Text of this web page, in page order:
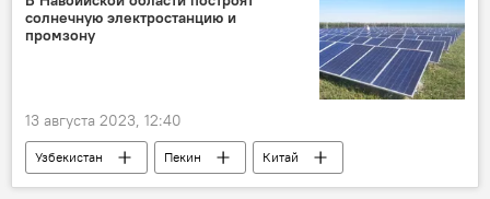
ВСУ
солнечную электростанцию и
промзону
13 августа 2023, 12:40
Узбекистан Пекин
Китай
солнечная электростанция